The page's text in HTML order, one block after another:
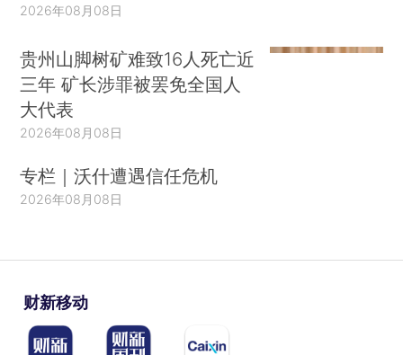
2026年08月08日
贵州山脚树矿难致16人死亡近
三年 矿长涉罪被罢免全国人
大代表
2026年08月08日
专栏｜沃什遭遇信任危机
2026年08月08日
财新移动